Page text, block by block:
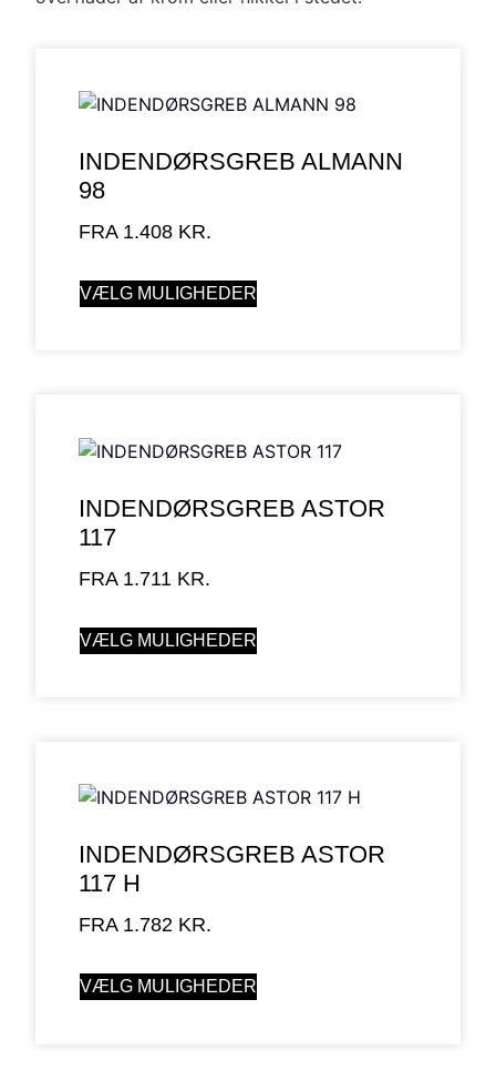
INDENDØRSGREB ALMANN
98
FRA 1.408 KR.
VÆLG MULIGHEDER
INDENDØRSGREB ASTOR
117
FRA 1.711 KR.
VÆLG MULIGHEDER
INDENDØRSGREB ASTOR
117 H
FRA 1.782 KR.
VÆLG MULIGHEDER